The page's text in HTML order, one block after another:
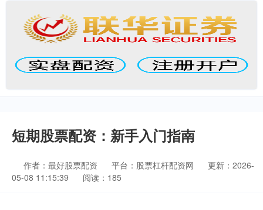
短期股票配资：新手入门指南
作者：最好股票配资 平台：股票杠杆配资网
更新：2026-
05-08 11:15:39
阅读：185